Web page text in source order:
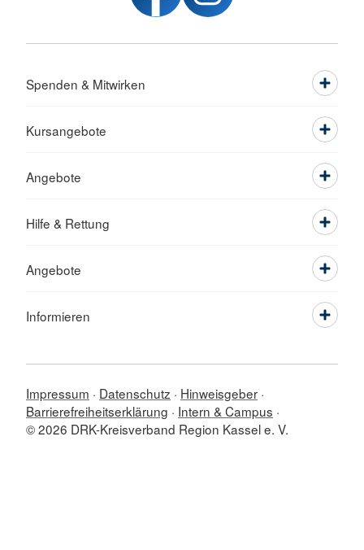
Spenden & Mitwirken
Kursangebote
Angebote
Hilfe & Rettung
Angebote
Informieren
Impressum Datenschutz
Hinweisgeber
Barrierefreiheitserklärung
Intern & Campus
© 2026 DRK-Kreisverband Region Kassel e. V.